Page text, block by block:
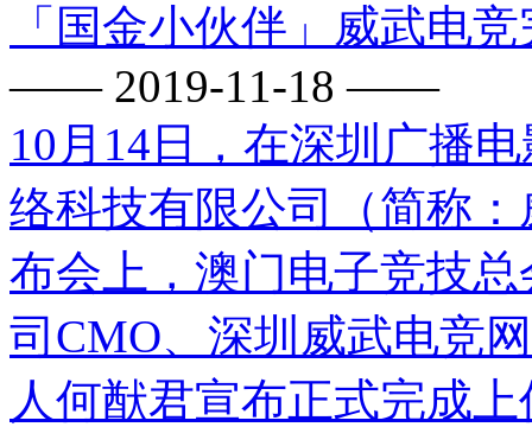
「国金小伙伴」威武电
—— 2019-11-18 ——
10月14日，在深圳广播
络科技有限公司（简称
布会上，澳门电子竞技
司CMO、深圳威武电竞
人何猷君宣布正式完成